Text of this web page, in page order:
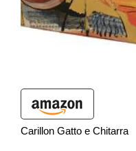
Carillon Gatto e Chitarra